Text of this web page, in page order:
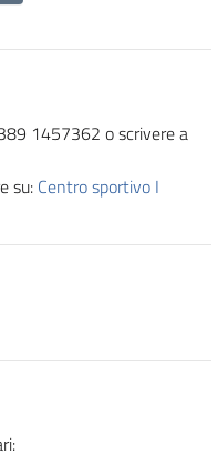
1457362 o scrivere a
su: Centro sportivo I